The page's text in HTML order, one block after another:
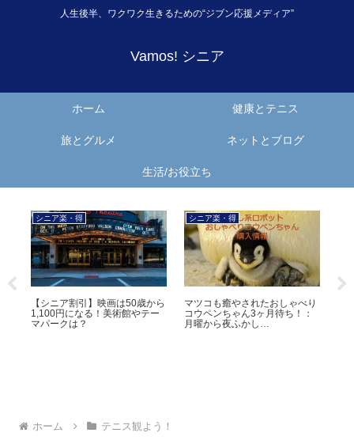
人生後半、ワクワク生きるための“ジブン応援メディア”
Vamos! シニア
ホーム 健康とテニス
旅とグルメ ネットとブログ
生活/お役立ち
ゃべり
ち！：
ケンミンの晩餐
【千葉の晩餐】のーほどうめ
ぇ！勝浦タンタン麺、海鮮浜焼
き【体験記あり】、濃厚つけ麺
テニスやろう！
プロテニスで奇跡が！0-6、0-
5、MPからの逆転劇【動画あ
り】教訓は、決してあきらめる
ホーム テニス観よう！